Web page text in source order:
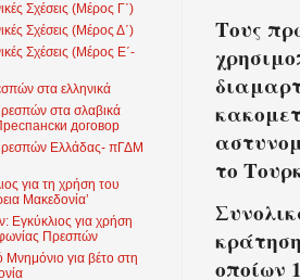
Τους
το
οποίων
Σχέσεις (Μέρος Γ΄)
Σχέσεις (Μέρος Δ΄)
Σχέσεις (Μέρος Ε΄-
στα ελληνικά
στα σλαβικά
договор
Ελλάδας- πΓΔΜ
για τη χρήση του
Μακεδονία’
Εγκύκλιος για χρήση
Πρεσπών
Μνημόνιο για βέτο στη